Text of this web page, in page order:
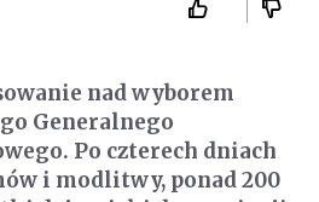
nad wyborem
Generalnego
Po czterech dniach
i modlitwy, ponad 200